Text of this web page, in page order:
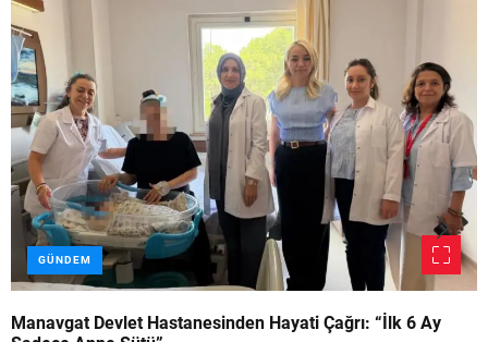
GÜNDEM
Manavgat Devlet Hastanesinden Hayati Çağrı: “İlk 6 Ay